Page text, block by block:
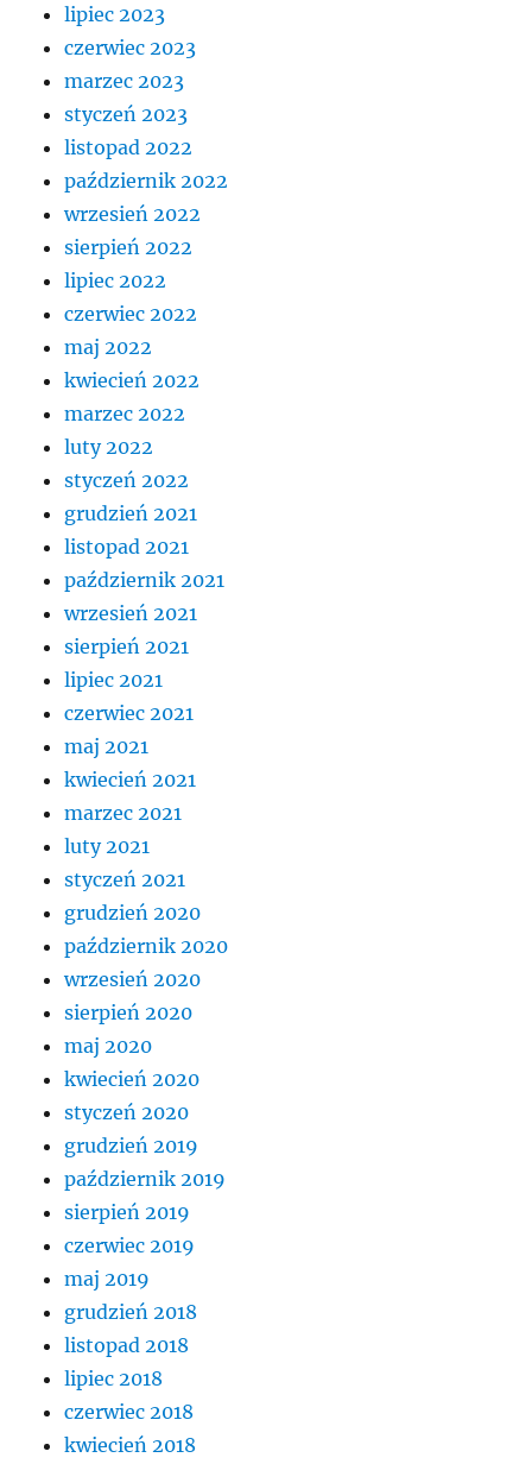
lipiec 2023
czerwiec 2023
marzec 2023
styczeń 2023
listopad 2022
październik 2022
wrzesień 2022
sierpień 2022
lipiec 2022
czerwiec 2022
maj 2022
kwiecień 2022
marzec 2022
luty 2022
styczeń 2022
grudzień 2021
listopad 2021
październik 2021
wrzesień 2021
sierpień 2021
lipiec 2021
czerwiec 2021
maj 2021
kwiecień 2021
marzec 2021
luty 2021
styczeń 2021
grudzień 2020
październik 2020
wrzesień 2020
sierpień 2020
maj 2020
kwiecień 2020
styczeń 2020
grudzień 2019
październik 2019
sierpień 2019
czerwiec 2019
maj 2019
grudzień 2018
listopad 2018
lipiec 2018
czerwiec 2018
kwiecień 2018